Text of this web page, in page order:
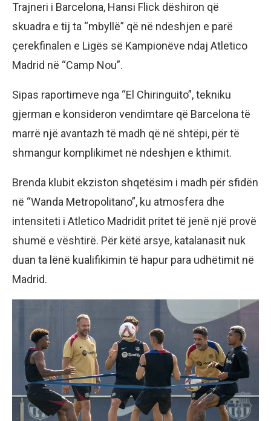
Trajneri i Barcelona, Hansi Flick dëshiron që
skuadra e tij ta “mbyllë” që në ndeshjen e parë
çerekfinalen e Ligës së Kampionëve ndaj Atletico
Madrid në “Camp Nou”.
Sipas raportimeve nga “El Chiringuito”, tekniku
gjerman e konsideron vendimtare që Barcelona të
marrë një avantazh të madh që në shtëpi, për të
shmangur komplikimet në ndeshjen e kthimit.
Brenda klubit ekziston shqetësim i madh për sfidën
në “Wanda Metropolitano”, ku atmosfera dhe
intensiteti i Atletico Madridit pritet të jenë një provë
shumë e vështirë. Për këtë arsye, katalanasit nuk
duan ta lënë kualifikimin të hapur para udhëtimit në
Madrid.